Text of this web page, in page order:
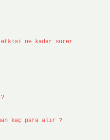
ne kadar sürer
kaç para alır ?